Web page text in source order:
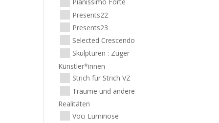
Presents22
Presents23
Selected Crescendo
Skulpturen : Zuger
Künstler*innen
Strich für Strich VZ
Träume und andere
Realitäten
Voci Luminose